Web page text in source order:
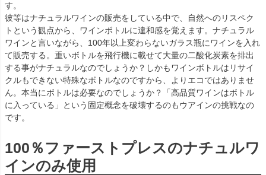
す。
彼等はナチュラルワインの販売をしている中で、自然へのリスペク
トという観点から、ワインボトルに違和感を覚えます。ナチュラル
ワインと言いながら、100年以上変わらないガラス瓶にワインを入れ
て販売する。重いボトルを飛行機に載せて大量の二酸化炭素を排出
する事がナチュラルなのでしょうか？しかもワインボトルはリサイ
クルもできない特殊なボトルなのですから、よりエコではありませ
ん。本当にボトルは必要なのでしょうか？「高品質ワインはボトル
に入っている」という固定概念を破壊するのもウアインの挑戦なの
です。
100％ファーストプレスのナチュルワ
インのみ使用